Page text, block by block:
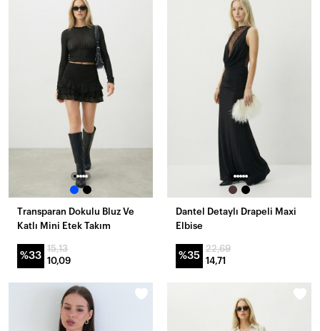
Transparan Dokulu Bluz Ve
Katlı Mini Etek Takım
%33
15,13
10,09
Dantel Detaylı Drapeli Maxi
Elbise
%35
22,69
14,71